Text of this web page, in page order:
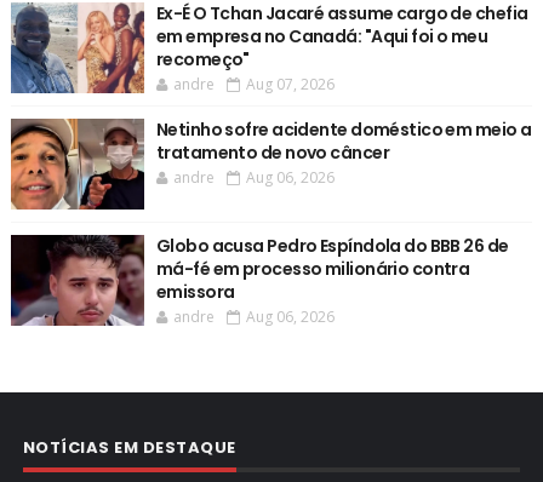
Ex-É O Tchan Jacaré assume cargo de chefia
em empresa no Canadá: "Aqui foi o meu
recomeço"
andre Aug 07, 2026
Netinho sofre acidente doméstico em meio a
tratamento de novo câncer
andre Aug 06, 2026
Globo acusa Pedro Espíndola do BBB 26 de
má-fé em processo milionário contra
emissora
andre Aug 06, 2026
NOTÍCIAS EM DESTAQUE